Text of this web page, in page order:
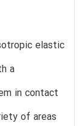
elastic
a
in contact
of areas